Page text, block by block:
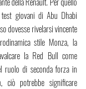
dovesse rivelarsi vincente
stile Monza, la
la Red Bull come
ruolo di seconda forza in
ciò potrebbe significare